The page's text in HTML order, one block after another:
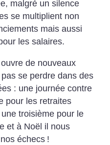
malgré un silence
se multiplient non
mais aussi
les salaires.
de nouveaux
se perdre dans des
: une journée contre
pour les retraites
troisième pour le
et à Noël il nous
nos échecs !